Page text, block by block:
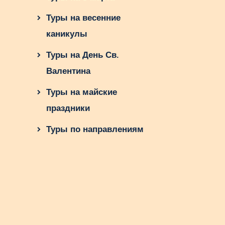
Туры на весенние
каникулы
Туры на День Св.
Валентина
Туры на майские
праздники
Туры по направлениям